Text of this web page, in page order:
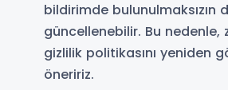
bildirimde bulunulmaksızın
güncellenebilir. Bu nedenle,
gizlilik politikasını yeniden
öneririz.